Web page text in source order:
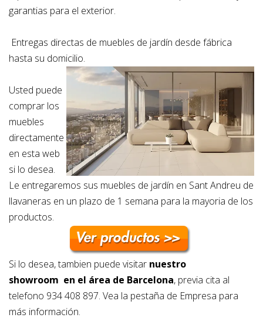
garantias para el exterior.
Entregas directas de muebles de jardín desde fábrica
hasta su domicilio.
Usted puede
comprar los
muebles
directamente
en esta web
si lo desea.
Le entregaremos sus muebles de jardín en Sant Andreu de
llavaneras en un plazo de 1 semana para la mayoria de los
productos.
Si lo desea, tambien puede visitar nuestro
showroom en el área de Barcelona, previa cita al
telefono 934 408 897. Vea la pestaña de Empresa para
más información.